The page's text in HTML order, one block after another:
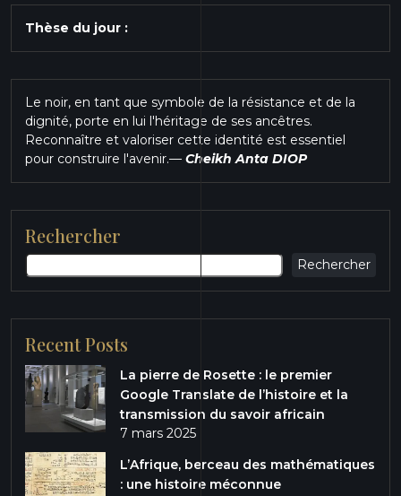
Thèse du jour :
Le noir, en tant que symbole de la résistance et de la
dignité, porte en lui l'héritage de ses ancêtres.
Reconnaître et valoriser cette identité est essentiel
pour construire l'avenir.— Cheikh Anta DIOP
Rechercher
Rechercher
Recent Posts
La pierre de Rosette : le premier
Google Translate de l’histoire et la
transmission du savoir africain
7 mars 2025
L’Afrique, berceau des mathématiques
: une histoire méconnue